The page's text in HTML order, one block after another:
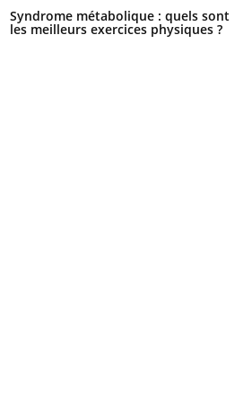
Syndrome métabolique : quels sont
les meilleurs exercices physiques ?